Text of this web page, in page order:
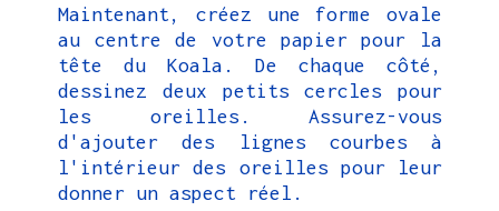
Maintenant, créez une forme ovale
au centre de votre papier pour la
tête du Koala. De chaque côté,
dessinez deux petits cercles pour
les oreilles. Assurez-vous
d'ajouter des lignes courbes à
l'intérieur des oreilles pour leur
donner un aspect réel.